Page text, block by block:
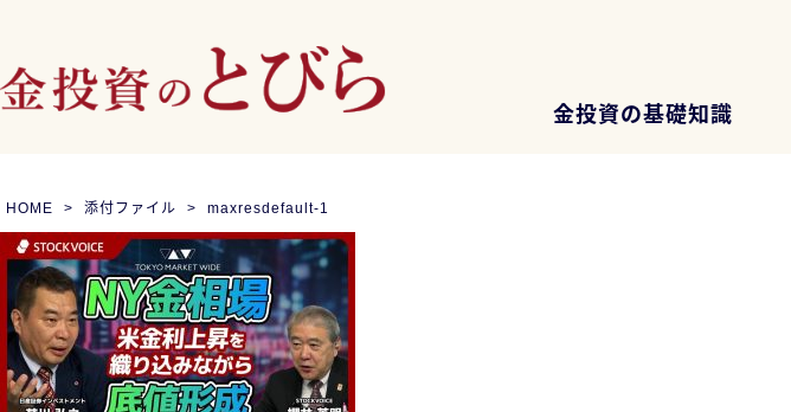
金投資の基礎知識
HOME 添付ファイル maxresdefault-1